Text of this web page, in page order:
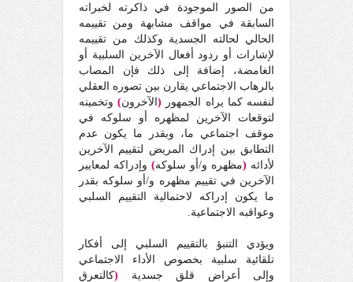
من الصور الموجودة في ذاكرته لخبراته
السابقة في مواقف مشابهة ومن تقييمه
الحالي لحالته الجسدية وكذلك من تقييمه
لإشارات أو ردود أفعال الآخرين السلبية أو
الغامضة، إضافة إلى ذلك فإن المصاب
بالرهاب الاجتماعي يقارن بين تصوره العقلي
لنفسه كما يراه الجمهور (الآخرون)وتخمينه
لتوقعات الآخرين لمظهره أو سلوكه في
موقف اجتماعي ما، وبقدر ما يكون عدم
التطابق بين إدراك المريض لتقييم الآخرين
لأدائه (مظهره و/أو سلوكه) وإدراكه لمعايير
الآخرين في تقييم مظهره و/أو سلوكه بقدر
ما يكون إدراكه لاحتمالية التقييم السلبي
وعواقبه الاجتماعية.
ويؤدي التنبؤ بالتقييم السلبي إلى أفكار
تلقائية سلبية بخصوص الأداء الاجتماعي
وإلى أعراض قلق جسدية (كالتعرق